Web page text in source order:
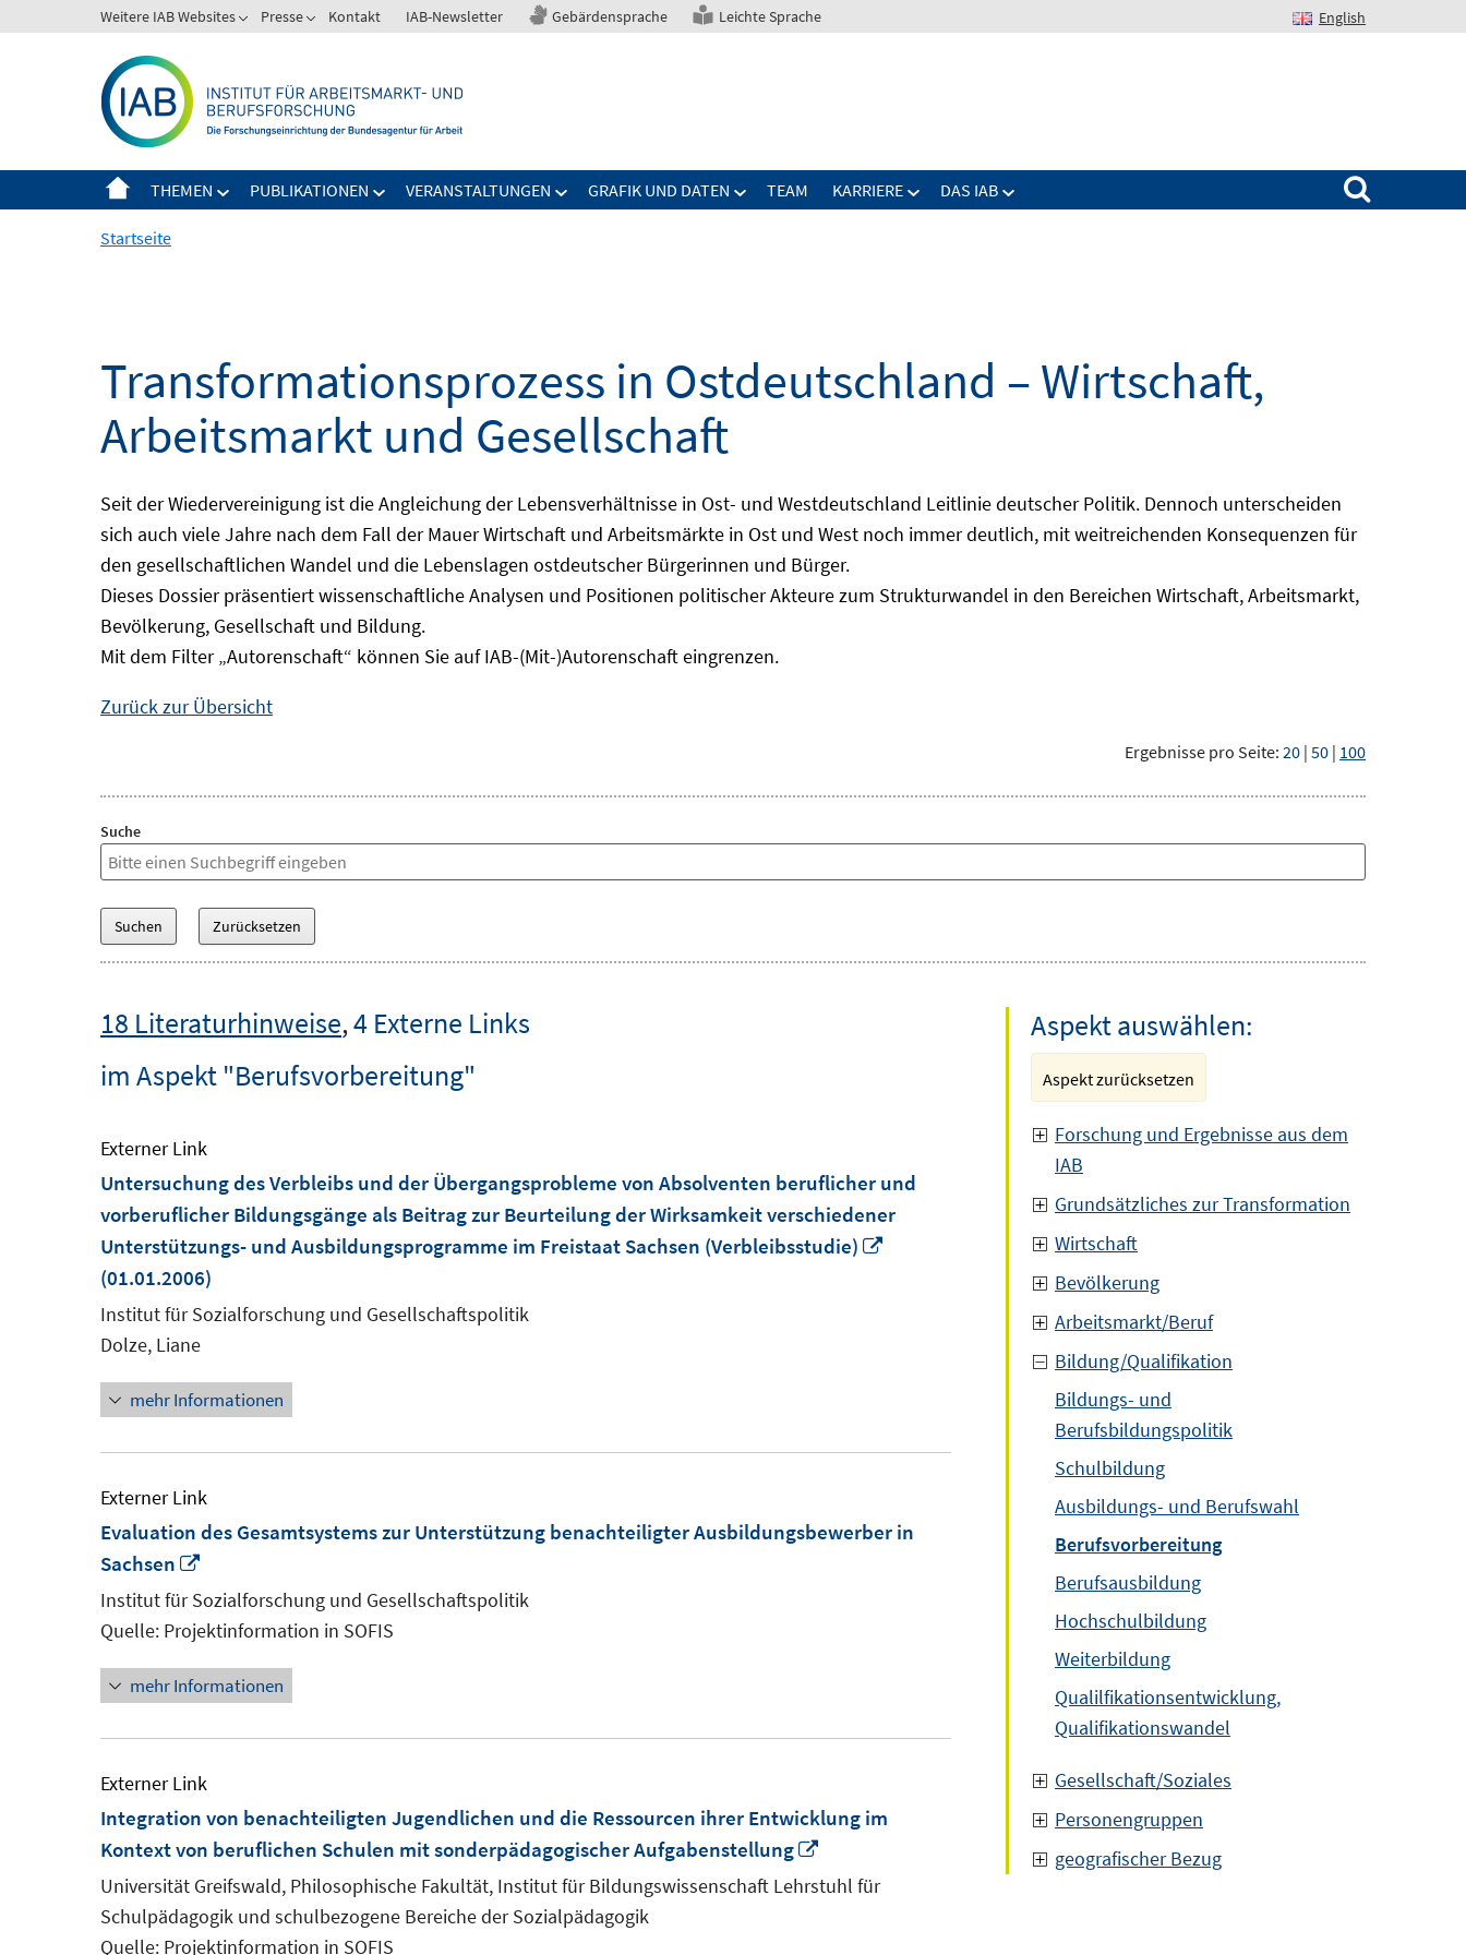
zum
Weitere IAB Websites Presse Kontakt IAB-Newsletter Gebärdensprache Leichte Sprache English
THEMEN PUBLIKATIONEN VERANSTALTUNGEN GRAFIK UND DATEN TEAM KARRIERE DAS IAB
Suchen nach:
Startseite
Transformationsprozess in Ostdeutschland – Wirtschaft,
Arbeitsmarkt und Gesellschaft
Seit der Wiedervereinigung ist die Angleichung der Lebensverhältnisse in Ost- und Westdeutschland Leitlinie deutscher Politik. Dennoch unterscheiden
sich auch viele Jahre nach dem Fall der Mauer Wirtschaft und Arbeitsmärkte in Ost und West noch immer deutlich, mit weitreichenden Konsequenzen für
den gesellschaftlichen Wandel und die Lebenslagen ostdeutscher Bürgerinnen und Bürger.
Dieses Dossier präsentiert wissenschaftliche Analysen und Positionen politischer Akteure zum Strukturwandel in den Bereichen Wirtschaft, Arbeitsmarkt,
Bevölkerung, Gesellschaft und Bildung.
Mit dem Filter „Autorenschaft“ können Sie auf IAB-(Mit-)Autorenschaft eingrenzen.
Zurück zur Übersicht
Ergebnisse pro Seite: 20 | 50 | 100
Suche
18 Literaturhinweise,4 Externe Links
im Aspekt "Berufsvorbereitung"
Externer Link
Untersuchung des Verbleibs und der Übergangsprobleme von Absolventen beruflicher und
vorberuflicher Bildungsgänge als Beitrag zur Beurteilung der Wirksamkeit verschiedener
Unterstützungs- und Ausbildungsprogramme im Freistaat Sachsen (Verbleibsstudie)
(01.01.2006)
Institut für Sozialforschung und Gesellschaftspolitik
Dolze, Liane
mehr Informationen
Externer Link
Evaluation des Gesamtsystems zur Unterstützung benachteiligter Ausbildungsbewerber in
Sachsen
neuem
Fenster
Institut für Sozialforschung und Gesellschaftspolitik
Quelle: Projektinformation in SOFIS
mehr Informationen
Externer Link
Integration von benachteiligten Jugendlichen und die Ressourcen ihrer Entwicklung im
Kontext von beruflichen Schulen mit sonderpädagogischer Aufgabenstellung
neuem
Universität Greifswald, Philosophische Fakultät, Institut für Bildungswissenschaft Lehrstuhl für
Schulpädagogik und schulbezogene Bereiche der Sozialpädagogik
Quelle: Projektinformation in SOFIS
Aspekt auswählen:
Aspekt zurücksetzen
Forschung und Ergebnisse aus dem
IAB
Grundsätzliches zur Transformation
Wirtschaft
Bevölkerung
Arbeitsmarkt/Beruf
Bildung/Qualifikation
Bildungs- und
Berufsbildungspolitik
Schulbildung
Ausbildungs- und Berufswahl
Berufsvorbereitung
Berufsausbildung
Hochschulbildung
Weiterbildung
Qualilfikationsentwicklung,
Qualifikationswandel
Gesellschaft/Soziales
Personengruppen
geografischer Bezug